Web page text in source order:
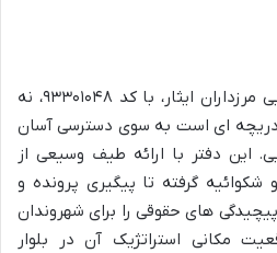
دفتر خدمات الکترونیک قضایی مرزداران ایثار، با کد ۹۳۳۰۱۰۴۸، نه
دریچه ای است به سوی دسترسی آسان
این دفتر با ارائه طیف وسیعی از
گرفته تا پیگیری پرونده و
های حقوقی را برای شهروندان
مکانی استراتژیک آن در بلوار